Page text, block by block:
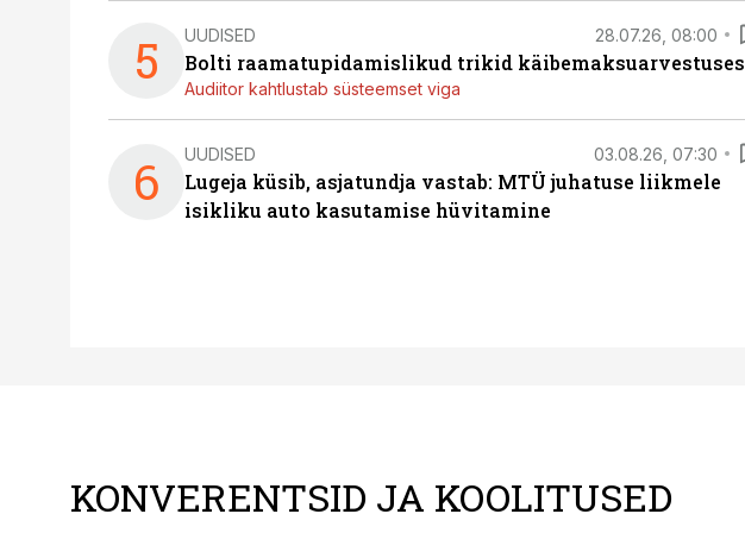
5 UUDISED 28.07.26, 08:00
Bolti raamatupidamislikud trikid käibemaksuarvestuses
Audiitor kahtlustab süsteemset viga
6 UUDISED 03.08.26, 07:30
Lugeja küsib, asjatundja vastab: MTÜ juhatuse liikmele
isikliku auto kasutamise hüvitamine
KONVERENTSID JA KOOLITUSED